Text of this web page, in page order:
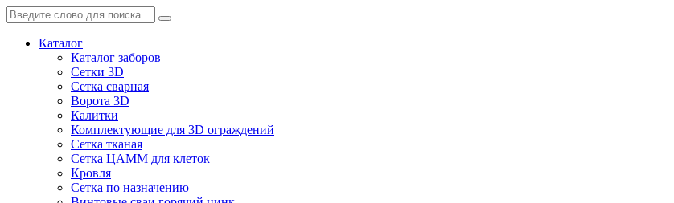
Каталог
Каталог заборов
Сетки 3D
Сетка сварная
Ворота 3D
Калитки
Комплектующие для 3D ограждений
Сетка тканая
Сетка ЦАММ для клеток
Кровля
Сетка по назначению